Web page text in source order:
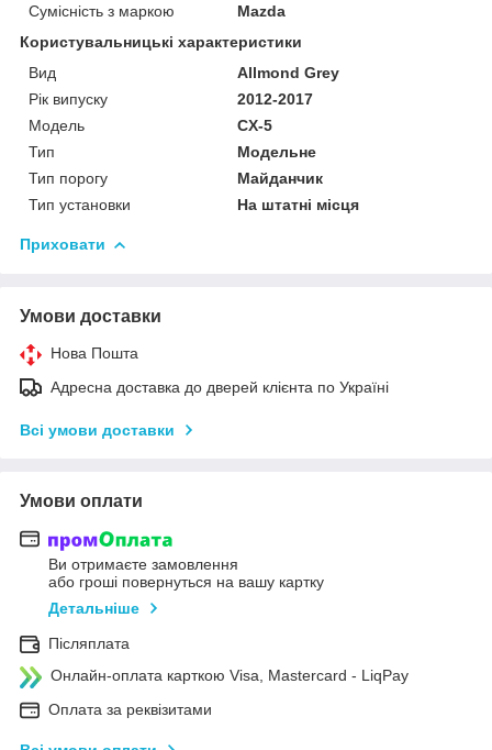
Сумісність з маркою
Mazda
Користувальницькі характеристики
Вид
Allmond Grey
Рік випуску
2012-2017
Мoдель
CX-5
Тип
Модельне
Тип порогу
Майданчик
Тип установки
На штатні місця
Приховати
Умови доставки
Нова Пошта
Адресна доставка до дверей клієнта по Україні
Всі умови доставки
Умови оплати
Ви отримаєте замовлення
або гроші повернуться на вашу картку
Детальніше
Післяплата
Онлайн-оплата карткою Visa, Mastercard - LiqPay
Оплата за реквізитами